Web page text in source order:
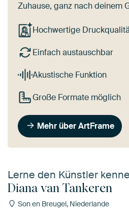
Zuhause, ganz nach deinem
Hochwertige
Einfach austauschbar
Akustische Funktion
Große Formate möglich
Mehr über ArtFrame
Lerne den Künstler
Diana van Tankeren
Son en Breugel, Niederlande